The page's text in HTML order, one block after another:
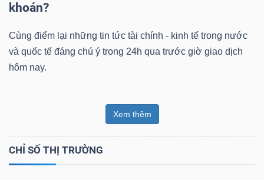
khoán?
Cùng điểm lại những tin tức tài chính - kinh tế trong nước
và quốc tế đáng chú ý trong 24h qua trước giờ giao dịch
hôm nay.
Xem thêm
CHỈ SỐ THỊ TRƯỜNG